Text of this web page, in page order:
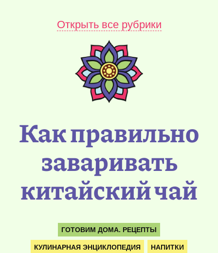
Открыть все рубрики
Как правильно
заваривать
китайский чай
ГОТОВИМ ДОМА. РЕЦЕПТЫ
КУЛИНАРНАЯ ЭНЦИКЛОПЕДИЯ НАПИТКИ